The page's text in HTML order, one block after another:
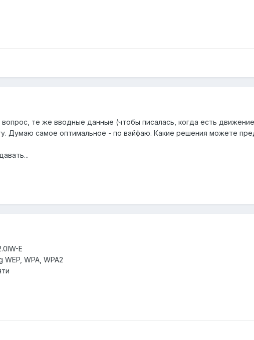
те же вводные данные (чтобы писалась, когда есть
Думаю самое оптимальное - по вайфаю. Какие решения можете
E
WPA, WPA2